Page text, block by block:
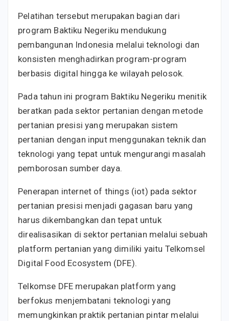
Pelatihan tersebut merupakan bagian dari
program Baktiku Negeriku mendukung
pembangunan Indonesia melalui teknologi dan
konsisten menghadirkan program-program
berbasis digital hingga ke wilayah pelosok.
Pada tahun ini program Baktiku Negeriku menitik
beratkan pada sektor pertanian dengan metode
pertanian presisi yang merupakan sistem
pertanian dengan input menggunakan teknik dan
teknologi yang tepat untuk mengurangi masalah
pemborosan sumber daya.
Penerapan internet of things (iot) pada sektor
pertanian presisi menjadi gagasan baru yang
harus dikembangkan dan tepat untuk
direalisasikan di sektor pertanian melalui sebuah
platform pertanian yang dimiliki yaitu Telkomsel
Digital Food Ecosystem (DFE).
Telkomse DFE merupakan platform yang
berfokus menjembatani teknologi yang
memungkinkan praktik pertanian pintar melalui